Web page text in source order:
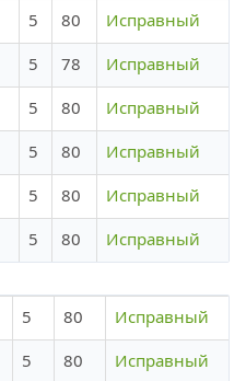
5 80
Исправный
5 78
Исправный
5 80
Исправный
5 80
Исправный
5 80
Исправный
5 80 Исправный
5 80
Исправный
5 80
Исправный